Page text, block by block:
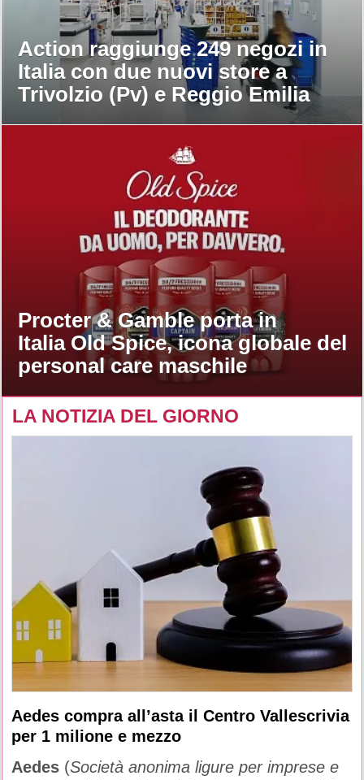
Action raggiunge 249 negozi in
Italia con due nuovi store a
Trivolzio (Pv) e Reggio Emilia
Procter & Gamble porta in
Italia Old Spice, icona globale del
personal care maschile
LA NOTIZIA DEL GIORNO
Aedes compra all’asta il Centro Vallescrivia
per 1 milione e mezzo
Aedes (Società anonima ligure per imprese e